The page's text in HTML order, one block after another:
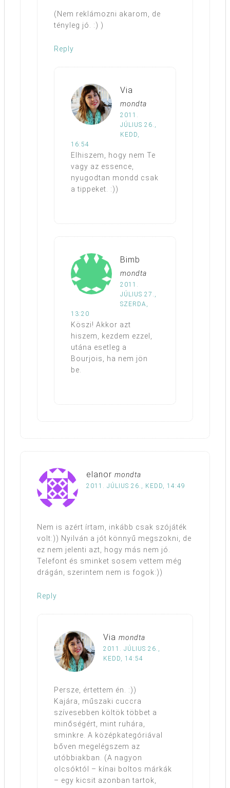
(Nem reklámozni akarom, de
tényleg jó. :) )
Reply
Via
mondta
2011.
JÚLIUS 26.,
KEDD,
16:54
Elhiszem, hogy nem Te
vagy az essence,
nyugodtan mondd csak
a tippeket. :))
Bimb
mondta
2011.
JÚLIUS 27.,
SZERDA,
13:20
Köszi! Akkor azt
hiszem, kezdem ezzel,
utána esetleg a
Bourjois, ha nem jön
be.
elanor mondta
2011. JÚLIUS 26., KEDD, 14:49
Nem is azért írtam, inkább csak szójáték
volt:)) Nyilván a jót könnyű megszokni, de
ez nem jelenti azt, hogy más nem jó.
Telefont és sminket sosem vettem még
drágán, szerintem nem is fogok:))
Reply
Via mondta
2011. JÚLIUS 26.,
KEDD, 14:54
Persze, értettem én. :))
Kajára, műszaki cuccra
szívesebben költök többet a
minőségért, mint ruhára,
sminkre. A középkategóriával
bőven megelégszem az
utóbbiakban. (A nagyon
olcsóktól – kínai boltos márkák
– egy kicsit azonban tartok,